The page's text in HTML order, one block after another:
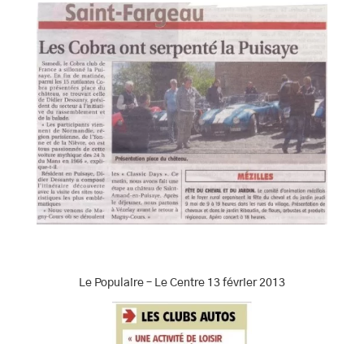
Le Populaire – Le Centre 13 février 2013